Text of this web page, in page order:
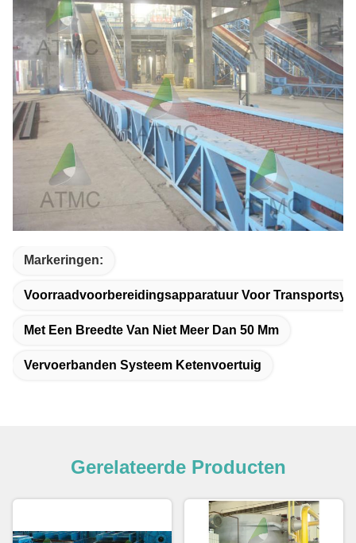
Markeringen:
Voorraadvoorbereidingsapparatuur Voor
Met Een Breedte Van Niet Meer Dan 50 Mm
Vervoerbanden Systeem Ketenvoertuig
Gerelateerde Producten